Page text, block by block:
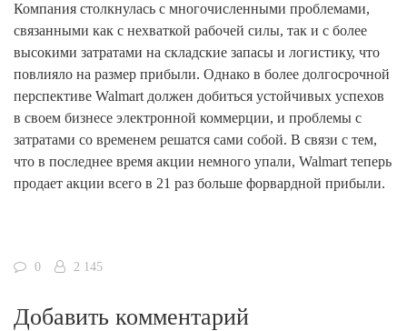
Компания столкнулась с многочисленными проблемами,
связанными как с нехваткой рабочей силы, так и с более
высокими затратами на складские запасы и логистику, что
повлияло на размер прибыли. Однако в более долгосрочной
перспективе Walmart должен добиться устойчивых успехов
в своем бизнесе электронной коммерции, и проблемы с
затратами со временем решатся сами собой. В связи с тем,
что в последнее время акции немного упали, Walmart теперь
продает акции всего в 21 раз больше форвардной прибыли.
0 2 145
Добавить комментарий